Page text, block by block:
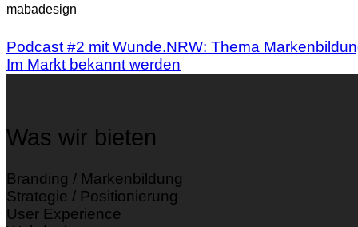
mabadesign
Podcast #2 mit Wunde.NRW: Thema
Im Markt bekannt werden
Was wir bieten
Branding / Markenbildung
Strategie / Positionierung
User Experience